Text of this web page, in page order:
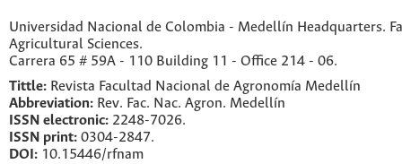
Universidad Nacional de Colombia - Medellín Headquarters.
Agricultural Sciences.
Carrera 65 # 59A - 110 Building 11 - Office 214 - 06.
Tittle: Revista Facultad Nacional de Agronomía Medellín
Abbreviation: Rev. Fac. Nac. Agron. Medellín
ISSN electronic: 2248-7026.
ISSN print: 0304-2847.
DOI: 10.15446/rfnam